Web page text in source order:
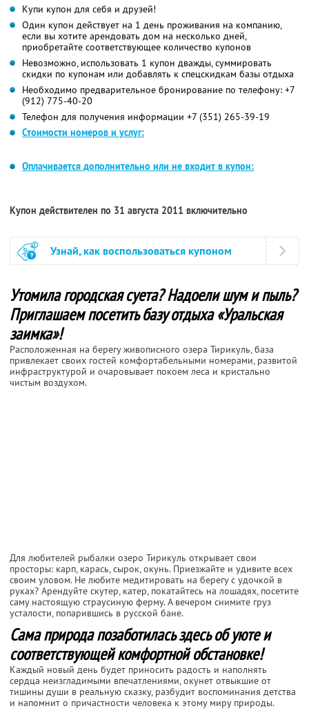
Купи купон для себя и друзей!
Один купон действует на 1 день проживания на компанию,
если вы хотите арендовать дом на несколько дней,
приобретайте соответствующее количество купонов
Невозможно, использовать 1 купон дважды, суммировать
скидки по купонам или добавлять к спецскидкам базы отдыха
Необходимо предварительное бронирование по телефону: +7
(912) 775-40-20
Телефон для получения информации +7 (351) 265-39-19
Стоимости номеров и услуг:
Оплачивается дополнительно или не входит в купон:
Купон действителен по 31 августа 2011 включительно
Узнай, как воспользоваться купоном
Утомила городская суета? Надоели шум и пыль?
Приглашаем посетить базу отдыха «Уральская
заимка»!
Расположенная на берегу живописного озера Тирикуль, база
привлекает своих гостей комфортабельными номерами, развитой
инфраструктурой и очаровывает покоем леса и кристально
чистым воздухом.
Для любителей рыбалки озеро Тирикуль открывает свои
просторы: карп, карась, сырок, окунь. Приезжайте и удивите всех
своим уловом. Не любите медитировать на берегу с удочкой в
руках? Арендуйте скутер, катер, покатайтесь на лошадях, посетите
саму настоящую страусиную ферму. А вечером снимите груз
усталости, попарившись в русской бане.
Сама природа позаботилась здесь об уюте и
соответствующей комфортной обстановке!
Каждый новый день будет приносить радость и наполнять
сердца неизгладимыми впечатлениями, окунет отвыкшие от
тишины души в реальную сказку, разбудит воспоминания детства
и напомнит о причастности человека к этому миру природы.